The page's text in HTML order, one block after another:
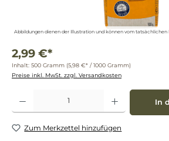
Abbildungen dienen der Illustration und können vom
2,99 €*
Inhalt: 500 Gramm (5,98 €* / 1000 Gramm)
Preise inkl. MwSt. zzgl. Versandkosten
Produkt Anzahl: Gib den gewünschten Wert ein oder
In
Zum Merkzettel hinzufügen